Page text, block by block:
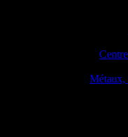
Métaux,